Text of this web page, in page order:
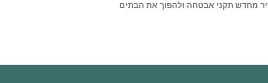
מחדש תקני אבטחה ולהפוך את הבתים